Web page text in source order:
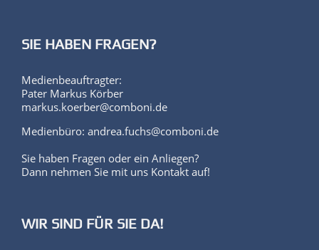
SIE HABEN FRAGEN?
Medienbeauftragter:
Pater Markus Körber
markus.koerber@comboni.de
Medienbüro: andrea.fuchs@comboni.de
Sie haben Fragen oder ein Anliegen?
Dann nehmen Sie mit uns Kontakt auf!
WIR SIND FÜR SIE DA!